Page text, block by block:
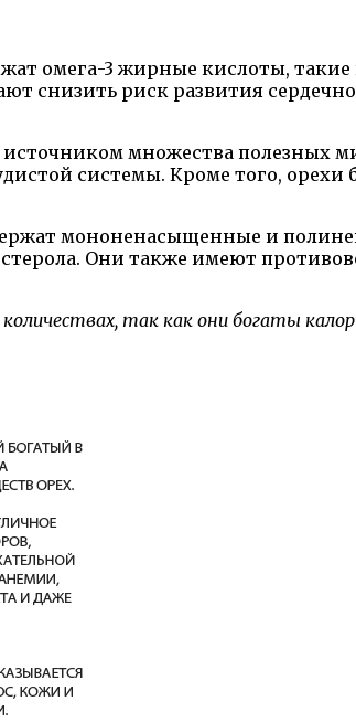
омега-3 жирные кислоты,
снизить риск развития
множества полезных
системы. Кроме того,
мононенасыщенные и
Они также имеют
так как они богаты